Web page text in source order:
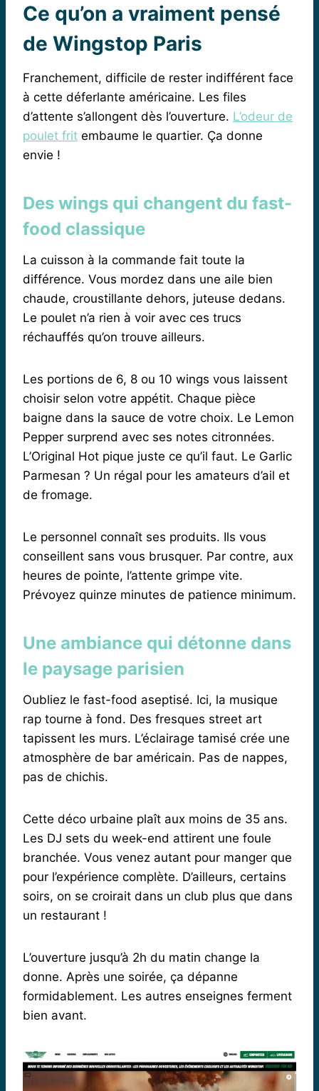
Ce qu’on a vraiment pensé
de Wingstop Paris
Franchement, difficile de rester indifférent face
à cette déferlante américaine. Les files
d’attente s’allongent dès l’ouverture. L’odeur de
poulet frit embaume le quartier. Ça donne
envie !
Des wings qui changent du fast-
food classique
La cuisson à la commande fait toute la
différence. Vous mordez dans une aile bien
chaude, croustillante dehors, juteuse dedans.
Le poulet n’a rien à voir avec ces trucs
réchauffés qu’on trouve ailleurs.
Les portions de 6, 8 ou 10 wings vous laissent
choisir selon votre appétit. Chaque pièce
baigne dans la sauce de votre choix. Le Lemon
Pepper surprend avec ses notes citronnées.
L’Original Hot pique juste ce qu’il faut. Le Garlic
Parmesan ? Un régal pour les amateurs d’ail et
de fromage.
Le personnel connaît ses produits. Ils vous
conseillent sans vous brusquer. Par contre, aux
heures de pointe, l’attente grimpe vite.
Prévoyez quinze minutes de patience minimum.
Une ambiance qui détonne dans
le paysage parisien
Oubliez le fast-food aseptisé. Ici, la musique
rap tourne à fond. Des fresques street art
tapissent les murs. L’éclairage tamisé crée une
atmosphère de bar américain. Pas de nappes,
pas de chichis.
Cette déco urbaine plaît aux moins de 35 ans.
Les DJ sets du week-end attirent une foule
branchée. Vous venez autant pour manger que
pour l’expérience complète. D’ailleurs, certains
soirs, on se croirait dans un club plus que dans
un restaurant !
L’ouverture jusqu’à 2h du matin change la
donne. Après une soirée, ça dépanne
formidablement. Les autres enseignes ferment
bien avant.